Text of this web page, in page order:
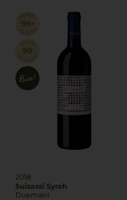
2018
Suisassi Syrah
Duemani